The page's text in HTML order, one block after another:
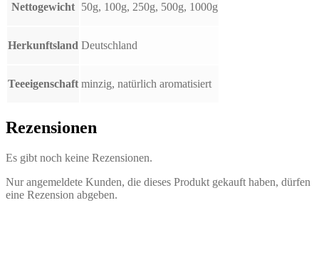
Nettogewicht 50g, 100g, 250g, 500g, 1000g
Herkunftsland Deutschland
Teeeigenschaft minzig, natürlich aromatisiert
Rezensionen
Es gibt noch keine Rezensionen.
Nur angemeldete Kunden, die dieses Produkt gekauft haben, dürfen
eine Rezension abgeben.